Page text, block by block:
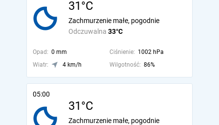
31°C
Odczuwalna 33°C
Zachmurzenie małe, pogodnie
Opad: 0 mm Ciśnienie: 1002 hPa
Wiatr:
4 km/h Wilgotność: 86%
05:00
31°C
Zachmurzenie małe, pogodnie